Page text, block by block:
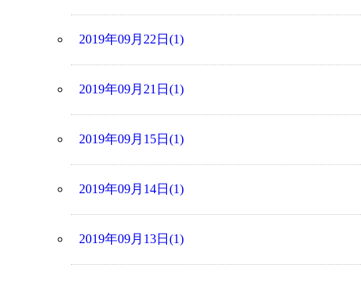
2019年09月22日(1)
2019年09月21日(1)
2019年09月15日(1)
2019年09月14日(1)
2019年09月13日(1)